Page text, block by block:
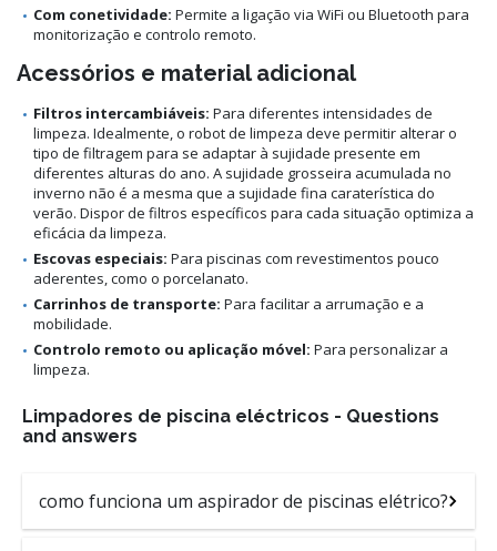
Com conetividade: Permite a ligação via WiFi ou Bluetooth para
monitorização e controlo remoto.
Acessórios e material adicional
Filtros intercambiáveis: Para diferentes intensidades de
limpeza. Idealmente, o robot de limpeza deve permitir alterar o
tipo de filtragem para se adaptar à sujidade presente em
diferentes alturas do ano. A sujidade grosseira acumulada no
inverno não é a mesma que a sujidade fina caraterística do
verão. Dispor de filtros específicos para cada situação optimiza a
eficácia da limpeza.
Escovas especiais: Para piscinas com revestimentos pouco
aderentes, como o porcelanato.
Carrinhos de transporte: Para facilitar a arrumação e a
mobilidade.
Controlo remoto ou aplicação móvel: Para personalizar a
limpeza.
Limpadores de piscina eléctricos - Questions
and answers
como funciona um aspirador de piscinas elétrico?